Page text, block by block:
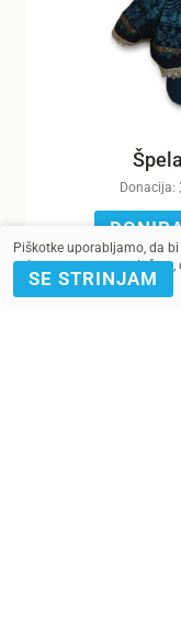
Donacija:
Piškotke uporabljamo, da
spletnega mesta
SE STRINJAM